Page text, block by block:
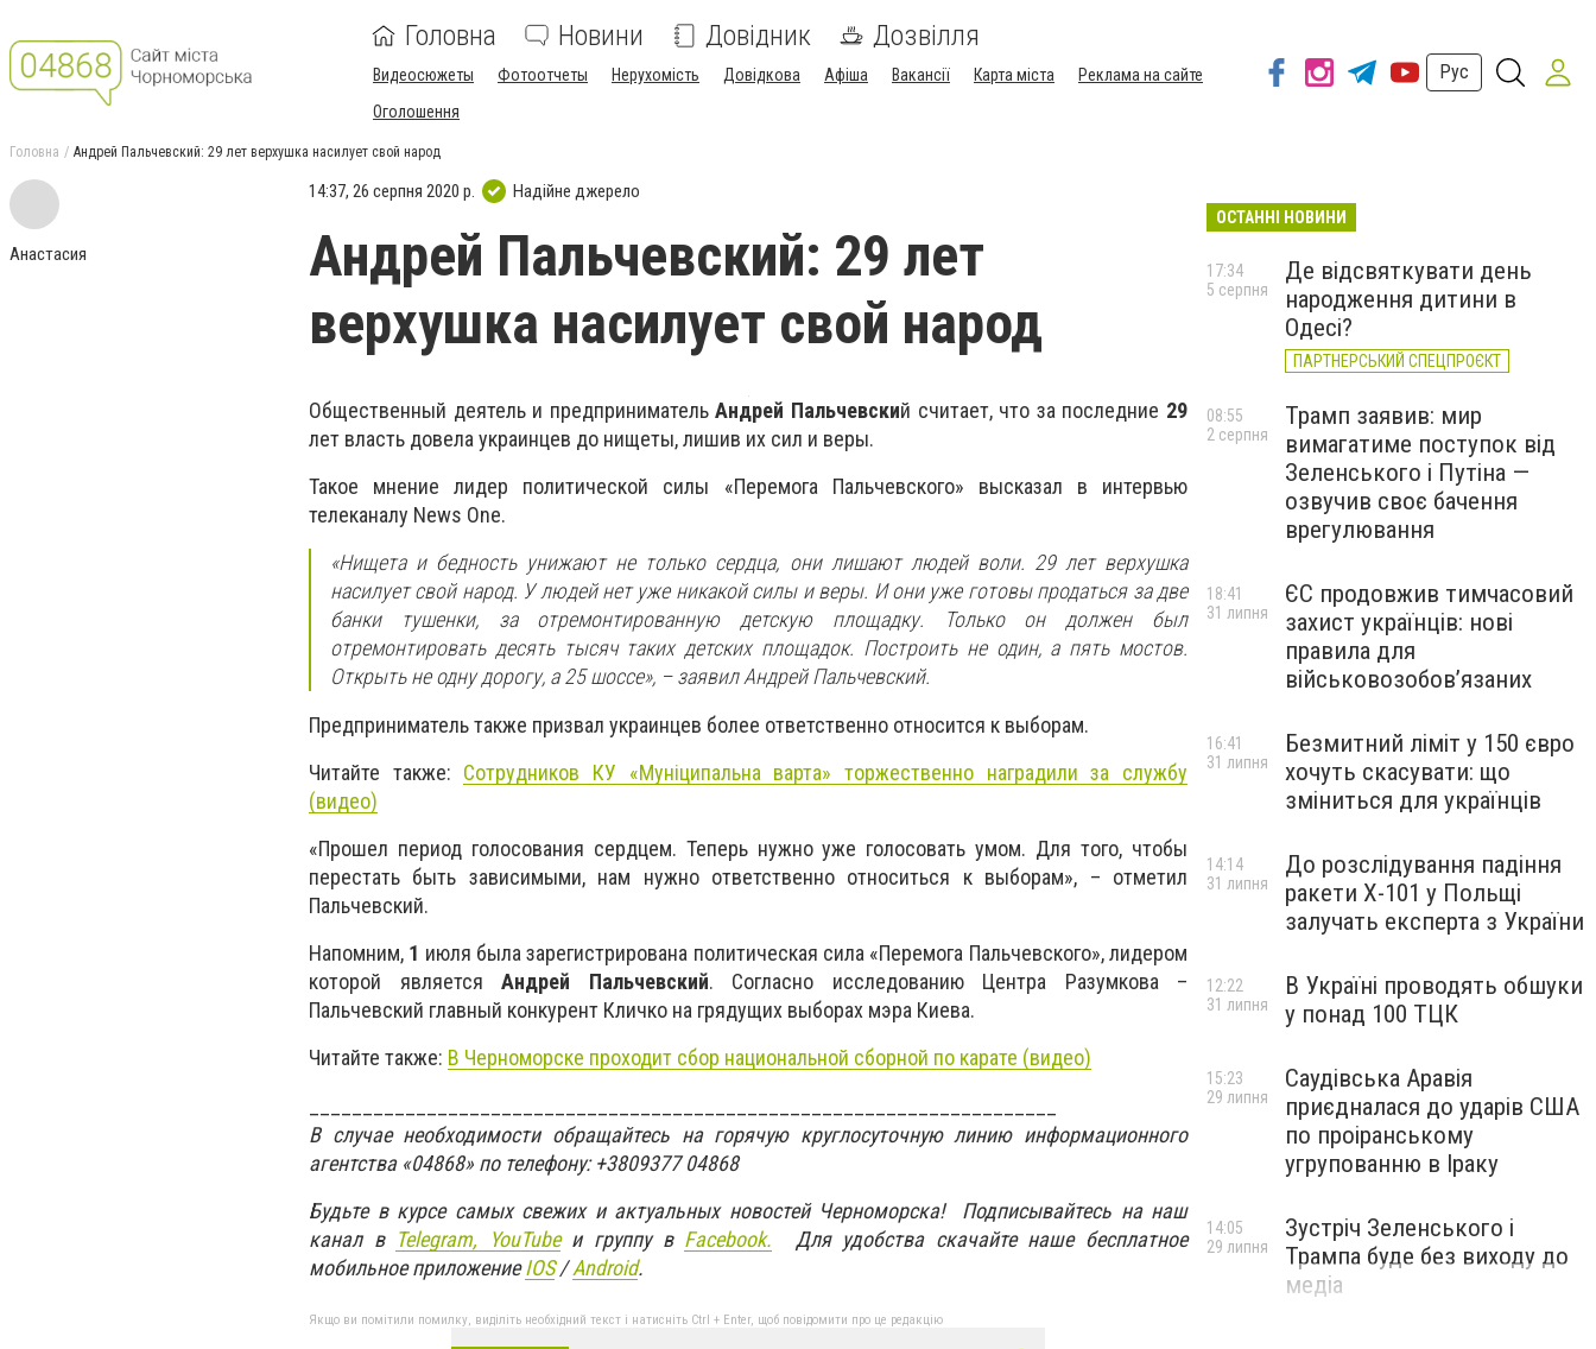
Головна Новини Довідник Дозвілля
Видеосюжеты Фотоотчеты Нерухомість Довідкова Афіша Вакансії Карта міста
Реклама на сайте
Оголошення
Рус
Головна Андрей Пальчевский: 29 лет верхушка насилует свой народ
Анастасия
14:37, 26 серпня 2020 р. Надійне джерело
Андрей Пальчевский: 29 лет
верхушка насилует свой народ
Общественный деятель и предпринимательАндрей Пальчевский считает, что за последние 29
лет власть довела украинцев до нищеты, лишив их сил и веры.
Такое мнение лидер политической силы «Перемога Пальчевского» высказал в интервью
телеканалу News One.
«Нищета и бедность унижают не только сердца, они лишают людей воли. 29 лет верхушка
насилует свой народ. У людей нет уже никакой силы и веры. И они уже готовы продаться за две
банки тушенки, за отремонтированную детскую площадку. Только он должен был
отремонтировать десять тысяч таких детских площадок. Построить не один, а пять мостов.
Открыть не одну дорогу, а 25 шоссе», – заявил Андрей Пальчевский.
Предприниматель также призвал украинцев более ответственно относится к выборам.
Читайте также: Сотрудников КУ «Муніципальна варта» торжественно наградили за службу
(видео)
«Прошел период голосования сердцем. Теперь нужно уже голосовать умом. Для того, чтобы
перестать быть зависимыми, нам нужно ответственно относиться к выборам», – отметил
Пальчевский.
Напомним, 1 июля была зарегистрирована политическая сила «Перемога Пальчевского», лидером
которой является Андрей Пальчевский. Согласно исследованию Центра Разумкова –
Пальчевский главный конкурент Кличко на грядущих выборах мэра Киева.
Читайте также: В Черноморске проходит сбор национальной сборной по карате (видео)
В случае необходимости обращайтесь на горячую круглосуточную линию информационного
агентства «04868» по телефону: +3809377 04868
Будьте в курсе самых свежих и актуальных новостей Черноморска! Подписывайтесь на наш
канал в Telegram, YouTubeи группу в Facebook. Для удобства скачайте наше бесплатное
мобильное приложениеIOS/Android.
Якщо ви помітили помилку, виділіть необхідний текст і натисніть Ctrl + Enter, щоб повідомити про це редакцію
ОСТАННІ НОВИНИ
Де відсвяткувати день
народження дитини в
Одесі?
ПАРТНЕРСЬКИЙ СПЕЦПРОЄКТ
17:34
5 серпня
Трамп заявив: мир
вимагатиме поступок від
Зеленського і Путіна —
озвучив своє бачення
врегулювання
08:55
2 серпня
ЄС продовжив тимчасовий
захист українців: нові
правила для
військовозобов’язаних
18:41
31 липня
Безмитний ліміт у 150 євро
хочуть скасувати: що
зміниться для українців
16:41
31 липня
До розслідування падіння
ракети Х-101 у Польщі
залучать експерта з України
14:14
31 липня
В Україні проводять обшуки
у понад 100 ТЦК
12:22
31 липня
Саудівська Аравія
приєдналася до ударів США
по проіранському
угрупованню в Іраку
15:23
29 липня
Зустріч Зеленського і
Трампа буде без виходу до
медіа
14:05
29 липня